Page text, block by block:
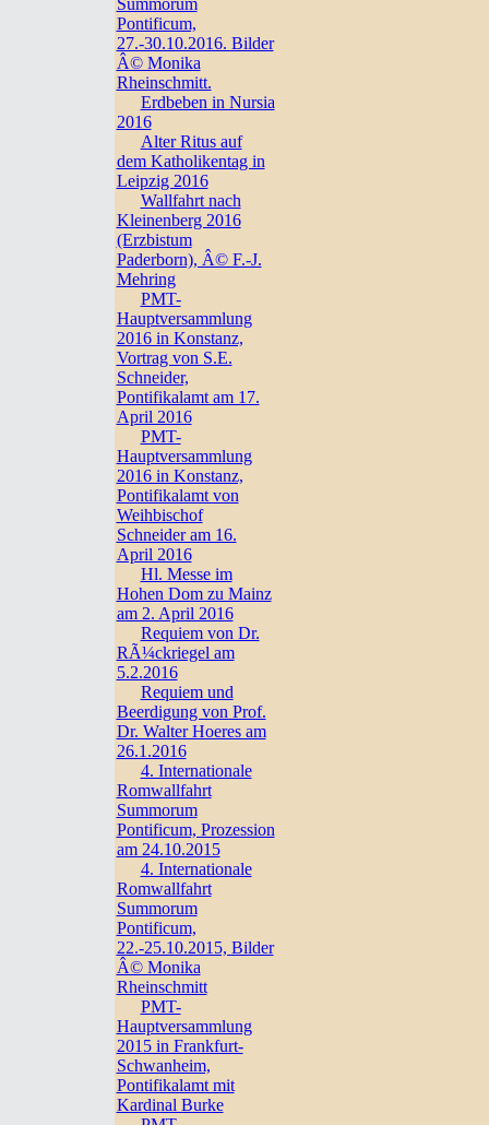
Summorum
Pontificum,
27.-30.10.2016. Bilder
Â© Monika
Rheinschmitt.
Erdbeben in Nursia
2016
Alter Ritus auf
dem Katholikentag in
Leipzig 2016
Wallfahrt nach
Kleinenberg 2016
(Erzbistum
Paderborn), Â© F.-J.
Mehring
PMT-
Hauptversammlung
2016 in Konstanz,
Vortrag von S.E.
Schneider,
Pontifikalamt am 17.
April 2016
PMT-
Hauptversammlung
2016 in Konstanz,
Pontifikalamt von
Weihbischof
Schneider am 16.
April 2016
Hl. Messe im
Hohen Dom zu Mainz
am 2. April 2016
Requiem von Dr.
RÃ¼ckriegel am
5.2.2016
Requiem und
Beerdigung von Prof.
Dr. Walter Hoeres am
26.1.2016
4. Internationale
Romwallfahrt
Summorum
Pontificum, Prozession
am 24.10.2015
4. Internationale
Romwallfahrt
Summorum
Pontificum,
22.-25.10.2015, Bilder
Â© Monika
Rheinschmitt
PMT-
Hauptversammlung
2015 in Frankfurt-
Schwanheim,
Pontifikalamt mit
Kardinal Burke